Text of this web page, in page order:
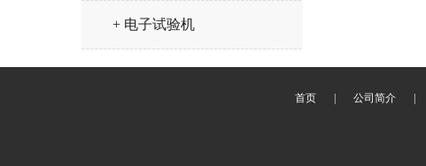
+ 电子试验机
首页 公司简介